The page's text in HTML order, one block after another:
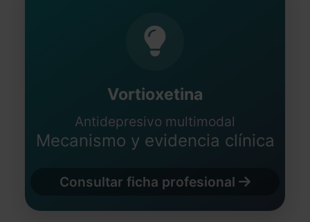
Vortioxetina
Antidepresivo multimodal
Mecanismo y evidencia clínica
Consultar ficha profesional